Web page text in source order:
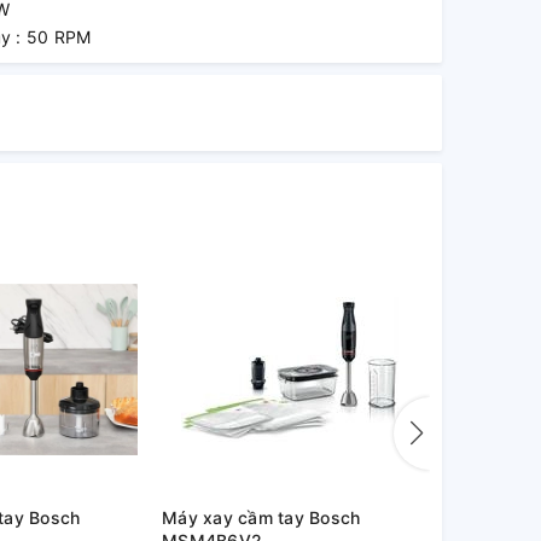
: 50 RPM
Bosch
Máy xay cầm tay Bosch